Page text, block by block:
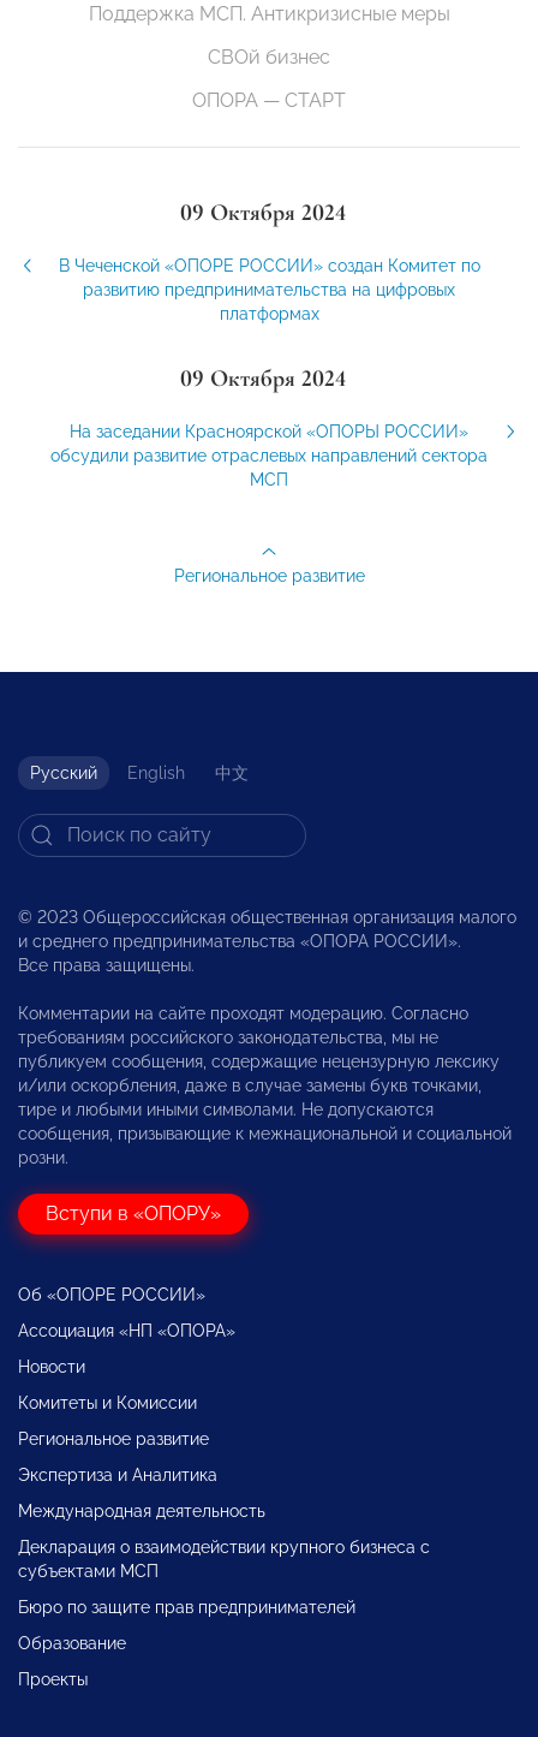
Поддержка МСП. Антикризисные меры
СВОй бизнес
ОПОРА — СТАРТ
09 Октября 2024
В Чеченской «ОПОРЕ РОССИИ» создан Комитет по
развитию предпринимательства на цифровых
платформах
09 Октября 2024
На заседании Красноярской «ОПОРЫ РОССИИ»
обсудили развитие отраслевых направлений сектора
МСП
Региональное развитие
Русский English 中文
© 2023 Общероссийская общественная организация малого
и среднего предпринимательства «ОПОРА РОССИИ».
Все права защищены.
Комментарии на сайте проходят модерацию. Согласно
требованиям российского законодательства, мы не
публикуем сообщения, содержащие нецензурную лексику
и/или оскорбления, даже в случае замены букв точками,
тире и любыми иными символами. Не допускаются
сообщения, призывающие к межнациональной и социальной
розни.
Вступи в «ОПОРУ»
Об «ОПОРЕ РОССИИ»
Ассоциация «НП «ОПОРА»
Новости
Комитеты и Комиссии
Региональное развитие
Экспертиза и Аналитика
Международная деятельность
Декларация о взаимодействии крупного бизнеса с
субъектами МСП
Бюро по защите прав предпринимателей
Образование
Проекты